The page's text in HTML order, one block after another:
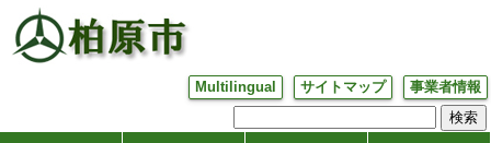
Multilingual サイトマップ 事業者情報